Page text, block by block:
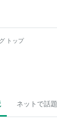
トップ
ネットで話題